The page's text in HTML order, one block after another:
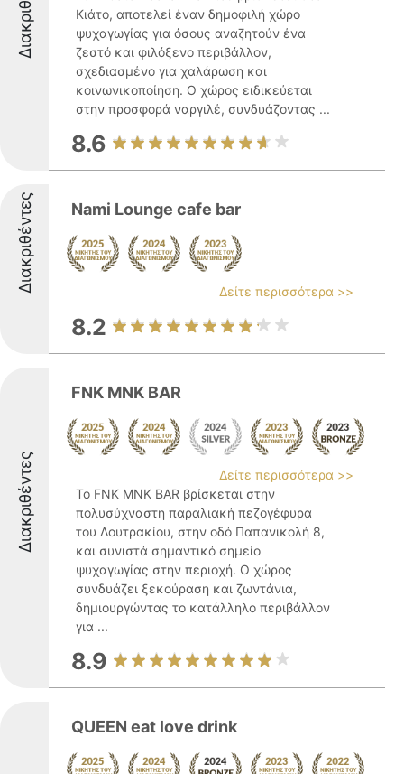
Κιάτο, αποτελεί έναν δημοφιλή χώρο
ψυχαγωγίας για όσους αναζητούν ένα
ζεστό και φιλόξενο περιβάλλον,
σχεδιασμένο για χαλάρωση και
κοινωνικοποίηση. Ο χώρος ειδικεύεται
στην προσφορά ναργιλέ, συνδυάζοντας ...
8.6
Διακριθέντες Nami Lounge cafe bar
Δείτε περισσότερα >>
8.2
Διακριθέντες
FNK MNK BAR
Δείτε περισσότερα >>
Το FNK MNK BAR βρίσκεται στην
πολυσύχναστη παραλιακή πεζογέφυρα
του Λουτρακίου, στην οδό Παπανικολή 8,
και συνιστά σημαντικό σημείο
ψυχαγωγίας στην περιοχή. Ο χώρος
συνδυάζει ξεκούραση και ζωντάνια,
δημιουργώντας το κατάλληλο περιβάλλον
για ...
8.9
QUEEN eat love drink